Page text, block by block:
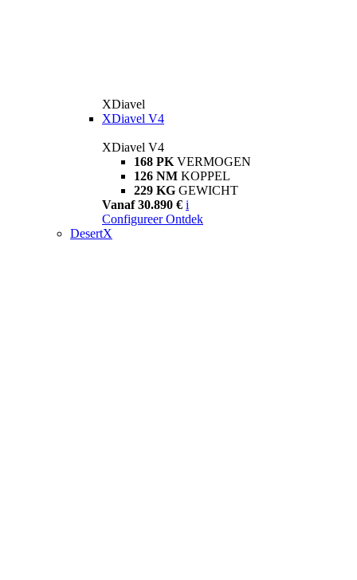
XDiavel
XDiavel V4
XDiavel V4
168 PK VERMOGEN
126 NM KOPPEL
229 KG GEWICHT
Vanaf 30.890 € i
Configureer Ontdek
DesertX